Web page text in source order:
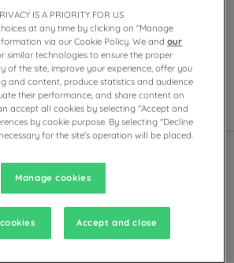
pokoi Campanile w Nîmes. W
będziesz mieć do dyspozycji
sale konferencyjne, restauracje z
bufetami lub daniami do wyboru z
rozrywkę.
IS A PRIORITY FOR US
at any time by clicking on "Manage
via our Cookie Policy. We andour
similar technologies to ensure the proper
of the site, improve your experience, offer you
and content, produce statistics and audience
their performance, and share content on
accept all cookies by selecting "Accept and
by cookie purpose. By selecting "Decline
for the site's operation will be placed.
Manage cookies
Accept and close